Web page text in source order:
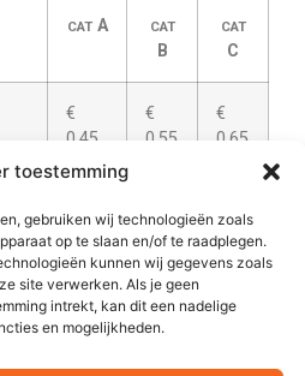
toestemming
gebruiken wij technologieën zoals
op te slaan en/of te raadplegen.
kunnen wij gegevens zoals
site verwerken. Als je geen
intrekt, kan dit een nadelige
en mogelijkheden.
CATA CAT
B
CAT
C
€
0,45
€
0,55
€
0,65
0,75
0,85
0,95
€
0,25
n.v.t.